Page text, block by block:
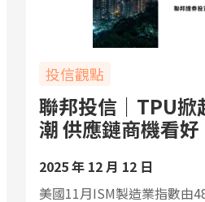
投信觀點
聯邦投信｜TPU掀
潮 供應鏈商機看好
2025 年 12 月 12 日
美國11月ISM製造業指數由